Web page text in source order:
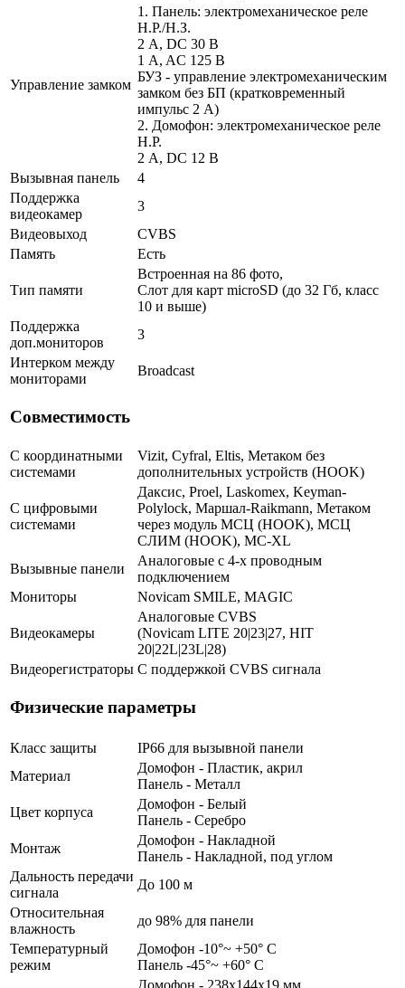
Управление замком
1. Панель: электромеханическое реле
Н.Р./Н.З.
2 A, DC 30 В
1 A, AC 125 В
БУЗ - управление электромеханическим
замком без БП (кратковременный
импульс 2 A)
2. Домофон: электромеханическое реле
Н.Р.
2 A, DC 12 В
Вызывная панель
4
Поддержка
видеокамер
3
Видеовыход
CVBS
Память
Есть
Тип памяти
Встроенная на 86 фото,
Слот для карт microSD (до 32 Гб, класс
10 и выше)
Поддержка
доп.мониторов
3
Интерком между
мониторами
Broadcast
Совместимость
С координатными
системами
Vizit, Cyfral, Eltis, Метаком без
дополнительных устройств (HOOK)
С цифровыми
системами
Даксис, Proel, Laskomex, Keyman-
Polylock, Маршал-Raikmann, Метаком
через модуль МСЦ (HOOK), МСЦ
СЛИМ (HOOK), МС-XL
Вызывные панели
Аналоговые с 4-х проводным
подключением
Мониторы
Novicam SMILE, MAGIC
Видеокамеры
Аналоговые CVBS
(Novicam LITE 20|23|27, HIT
20|22L|23L|28)
Видеорегистраторы С поддержкой CVBS сигнала
Физические параметры
Класс защиты
IP66 для вызывной панели
Материал
Домофон - Пластик, акрил
Панель - Металл
Цвет корпуса
Домофон - Белый
Панель - Серебро
Монтаж
Домофон - Накладной
Панель - Накладной, под углом
Дальность передачи
сигнала
До 100 м
Относительная
влажность
до 98% для панели
Температурный
режим
Домофон -10°~ +50° С
Панель -45°~ +60° С
Домофон - 238х144х19 мм